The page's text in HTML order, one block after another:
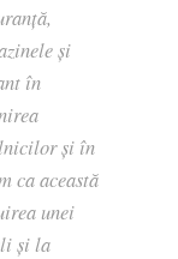
și
în
și în
ca această
unei
și la